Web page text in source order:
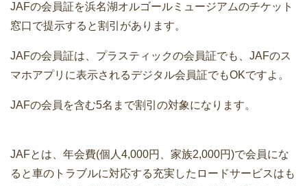
JAFの会員証を浜名湖オルゴールミュージアムのチケット
窓口で提示すると割引があります。
JAFの会員証は、プラスティックの会員証でも、JAFのス
マホアプリに表示されるデジタル会員証でもOKですよ。
JAFの会員を含む5名まで割引の対象になります。
JAFとは、年会費(個人4,000円、家族2,000円)で会員にな
ると車のトラブルに対応する充実したロードサービスはも